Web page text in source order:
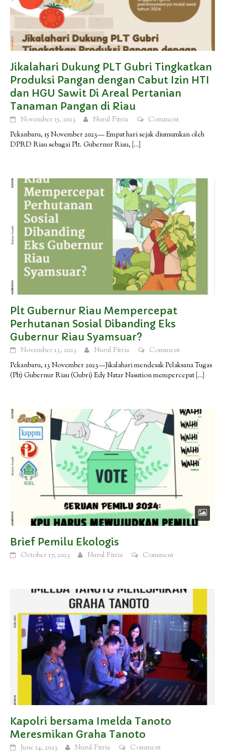
Jikalahari Dukung PLT Gubri Tingkatkan
Produksi Pangan dengan Cabut Izin HTI
dan HGU Sawit Di Areal Pertanian
Tanaman Pangan di Riau
November 15, 2023 Nurul Fitria
Comment
Pekanbaru, 15 November 2023— Empat hari sejak diumumkan oleh
DPRD Riau sebagai Plt. Gubernur Riau, […]
Plt Gubernur Riau Mempercepat
Perhutanan Sosial Dibanding Eks
Gubernur Riau Syamsuar?
November 13, 2023 Nurul Fitria
Comment
Pekanbaru, 13 November 2023—Jikalahari mendesak Pelaksana Tugas
(Plt) Gubernur Riau (Gubri) Edy Natar Nasution mempercepat[…]
Brief Pemilu Ekologis
October 17, 2023 Nurul Fitria Comment
Kapolri bersama Imelda Tanoto
Meresmikan Graha Tanoto
June 14, 2023 Nurul Fitria
Comment